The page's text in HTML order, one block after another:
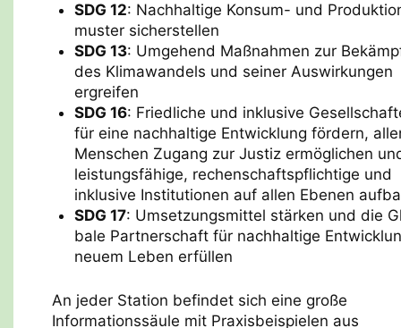
SDG 12: Nach­hal­tige Kon­sum- und
mus­ter sicher­stel­len
SDG 13: Umge­hend Maß­nah­men zur
des Kli­ma­wan­dels und sei­ner Aus­wir­kun­gen
ergrei­fen
SDG 16: Fried­li­che und inklu­sive
für eine nach­hal­tige Ent­wick­lung för­dern,
Menschen Zugang zur Justiz ermöglichen
leistungsfähige, rechenschaftspflichtige und
inklusive Institutionen auf allen Ebenen
SDG 17: Umset­zungs­mit­tel stär­ken und die
bale Part­ner­schaft für nach­hal­tige
neuem Leben erfül­len
An jeder Station befindet sich eine große
Informationssäule mit Praxisbeispielen aus